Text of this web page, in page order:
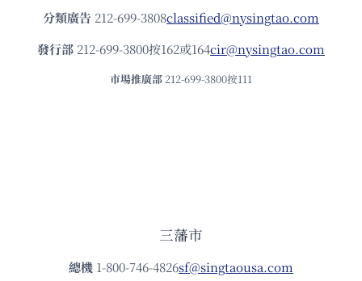
分類廣告 212-699-3808classified@nysingtao.com
發⾏部 212-699-3800按162或164cir@nysingtao.com
市場推廣部 212-699-3800按111
三藩市
總機 1-800-746-4826sf@singtaousa.com